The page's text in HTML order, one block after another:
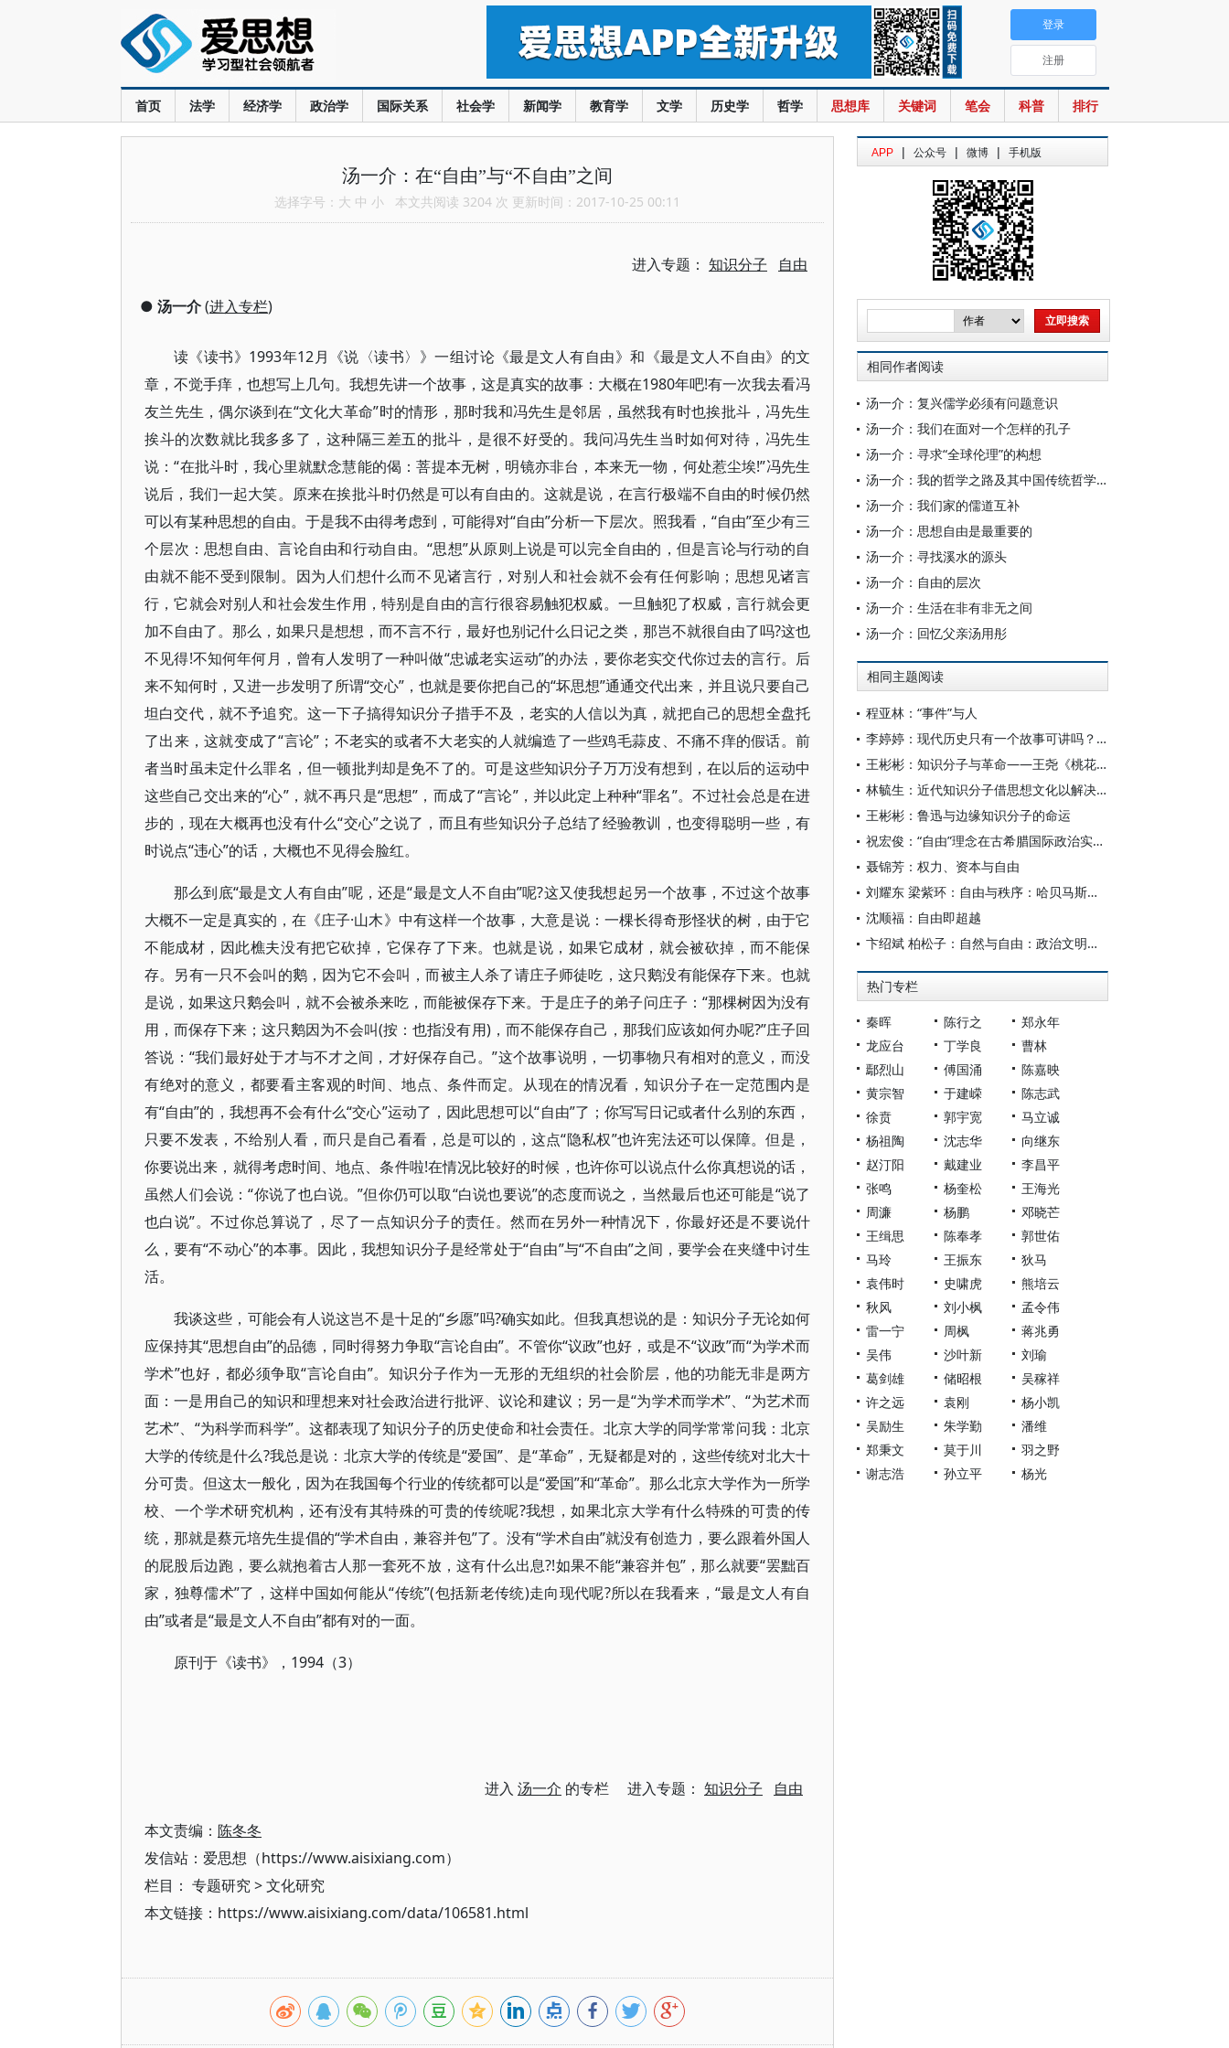
首页 法学 经济学 政治学 国际关系 社会学 新闻学 教育学 文学 历史学 哲学 思想库 关键词 笔会 科普 排行
登录
注册
汤一介：在“自由”与“不自由”之间
选择字号： 大 中 小 本文共阅读 3204 次 更新时间：2017-10-25 00:11
进入专题： 知识分子 自由
● 汤一介(进入专栏)
读《读书》1993年12月《说〈读书〉》一组讨论《最是文人有自由》和《最是文人不自由》的文
章，不觉手痒，也想写上几句。我想先讲一个故事，这是真实的故事：大概在1980年吧!有一次我去看冯
友兰先生，偶尔谈到在“文化大革命”时的情形，那时我和冯先生是邻居，虽然我有时也挨批斗，冯先生
挨斗的次数就比我多多了，这种隔三差五的批斗，是很不好受的。我问冯先生当时如何对待，冯先生
说：“在批斗时，我心里就默念慧能的偈：菩提本无树，明镜亦非台，本来无一物，何处惹尘埃!”冯先生
说后，我们一起大笑。原来在挨批斗时仍然是可以有自由的。这就是说，在言行极端不自由的时候仍然
可以有某种思想的自由。于是我不由得考虑到，可能得对“自由”分析一下层次。照我看，“自由”至少有三
个层次：思想自由、言论自由和行动自由。“思想”从原则上说是可以完全自由的，但是言论与行动的自
由就不能不受到限制。因为人们想什么而不见诸言行，对别人和社会就不会有任何影响；思想见诸言
行，它就会对别人和社会发生作用，特别是自由的言行很容易触犯权威。一旦触犯了权威，言行就会更
加不自由了。那么，如果只是想想，而不言不行，最好也别记什么日记之类，那岂不就很自由了吗?这也
不见得!不知何年何月，曾有人发明了一种叫做“忠诚老实运动”的办法，要你老实交代你过去的言行。后
来不知何时，又进一步发明了所谓“交心”，也就是要你把自己的“坏思想”通通交代出来，并且说只要自己
坦白交代，就不予追究。这一下子搞得知识分子措手不及，老实的人信以为真，就把自己的思想全盘托
了出来，这就变成了“言论”；不老实的或者不大老实的人就编造了一些鸡毛蒜皮、不痛不痒的假话。前
者当时虽未定什么罪名，但一顿批判却是免不了的。可是这些知识分子万万没有想到，在以后的运动中
这些自己交出来的“心”，就不再只是“思想”，而成了“言论”，并以此定上种种“罪名”。不过社会总是在进
步的，现在大概再也没有什么“交心”之说了，而且有些知识分子总结了经验教训，也变得聪明一些，有
时说点“违心”的话，大概也不见得会脸红。
那么到底“最是文人有自由”呢，还是“最是文人不自由”呢?这又使我想起另一个故事，不过这个故事
大概不一定是真实的，在《庄子·山木》中有这样一个故事，大意是说：一棵长得奇形怪状的树，由于它
不能成材，因此樵夫没有把它砍掉，它保存了下来。也就是说，如果它成材，就会被砍掉，而不能保
存。另有一只不会叫的鹅，因为它不会叫，而被主人杀了请庄子师徒吃，这只鹅没有能保存下来。也就
是说，如果这只鹅会叫，就不会被杀来吃，而能被保存下来。于是庄子的弟子问庄子：“那棵树因为没有
用，而保存下来；这只鹅因为不会叫(按：也指没有用)，而不能保存自己，那我们应该如何办呢?”庄子回
答说：“我们最好处于才与不才之间，才好保存自己。”这个故事说明，一切事物只有相对的意义，而没
有绝对的意义，都要看主客观的时间、地点、条件而定。从现在的情况看，知识分子在一定范围内是
有“自由”的，我想再不会有什么“交心”运动了，因此思想可以“自由”了；你写写日记或者什么别的东西，
只要不发表，不给别人看，而只是自己看看，总是可以的，这点“隐私权”也许宪法还可以保障。但是，
你要说出来，就得考虑时间、地点、条件啦!在情况比较好的时候，也许你可以说点什么你真想说的话，
虽然人们会说：“你说了也白说。”但你仍可以取“白说也要说”的态度而说之，当然最后也还可能是“说了
也白说”。不过你总算说了，尽了一点知识分子的责任。然而在另外一种情况下，你最好还是不要说什
么，要有“不动心”的本事。因此，我想知识分子是经常处于“自由”与“不自由”之间，要学会在夹缝中讨生
活。
我谈这些，可能会有人说这岂不是十足的“乡愿”吗?确实如此。但我真想说的是：知识分子无论如何
应保持其“思想自由”的品德，同时得努力争取“言论自由”。不管你“议政”也好，或是不“议政”而“为学术而
学术”也好，都必须争取“言论自由”。知识分子作为一无形的无组织的社会阶层，他的功能无非是两方
面：一是用自己的知识和理想来对社会政治进行批评、议论和建议；另一是“为学术而学术”、“为艺术而
艺术”、“为科学而科学”。这都表现了知识分子的历史使命和社会责任。北京大学的同学常常问我：北京
大学的传统是什么?我总是说：北京大学的传统是“爱国”、是“革命”，无疑都是对的，这些传统对北大十
分可贵。但这太一般化，因为在我国每个行业的传统都可以是“爱国”和“革命”。那么北京大学作为一所学
校、一个学术研究机构，还有没有其特殊的可贵的传统呢?我想，如果北京大学有什么特殊的可贵的传
统，那就是蔡元培先生提倡的“学术自由，兼容并包”了。没有“学术自由”就没有创造力，要么跟着外国人
的屁股后边跑，要么就抱着古人那一套死不放，这有什么出息?!如果不能“兼容并包”，那么就要“罢黜百
家，独尊儒术”了，这样中国如何能从“传统”(包括新老传统)走向现代呢?所以在我看来，“最是文人有自
由”或者是“最是文人不自由”都有对的一面。
原刊于《读书》，1994（3）
进入 汤一介 的专栏 进入专题： 知识分子 自由
本文责编： 陈冬冬
发信站：爱思想（https://www.aisixiang.com）
栏目： 专题研究>文化研究
本文链接：https://www.aisixiang.com/data/106581.html
APP | 公众号 | 微博 | 手机版
相同作者阅读
汤一介：复兴儒学必须有问题意识
汤一介：我们在面对一个怎样的孔子
汤一介：寻求“全球伦理”的构想
汤一介：我的哲学之路及其中国传统哲学中的问题
汤一介：我们家的儒道互补
汤一介：思想自由是最重要的
汤一介：寻找溪水的源头
汤一介：自由的层次
汤一介：生活在非有非无之间
汤一介：回忆父亲汤用彤
相同主题阅读
程亚林：“事件”与人
李婷婷：现代历史只有一个故事可讲吗？——阿伦特论个人尊严与自由的危机和出路
王彬彬：知识分子与革命——王尧《桃花坞》论略
林毓生：近代知识分子借思想文化以解决问题的途径
王彬彬：鲁迅与边缘知识分子的命运
祝宏俊：“自由”理念在古希腊国际政治实践中的失败
聂锦芳：权力、资本与自由
刘耀东 梁紫环：自由与秩序：哈贝马斯政治哲学的建构逻辑
沈顺福：自由即超越
卞绍斌 柏松子：自然与自由：政治文明语境中的康德目的论观念
热门专栏
秦晖 陈行之
郑永年
龙应台
丁学良
曹林
鄢烈山
傅国涌
陈嘉映
黄宗智
于建嵘
陈志武
徐贲
郭宇宽
马立诚
杨祖陶
沈志华
向继东
赵汀阳
戴建业
李昌平
张鸣
杨奎松
王海光
周濂
杨鹏
邓晓芒
王缉思
陈奉孝
郭世佑
马玲
王振东
狄马
袁伟时
史啸虎
熊培云
秋风
刘小枫
孟令伟
雷一宁
周枫
蒋兆勇
吴伟
沙叶新
刘瑜
葛剑雄
储昭根
吴稼祥
许之远
袁刚
杨小凯
吴励生
朱学勤
潘维
郑秉文
莫于川
羽之野
谢志浩
孙立平 杨光